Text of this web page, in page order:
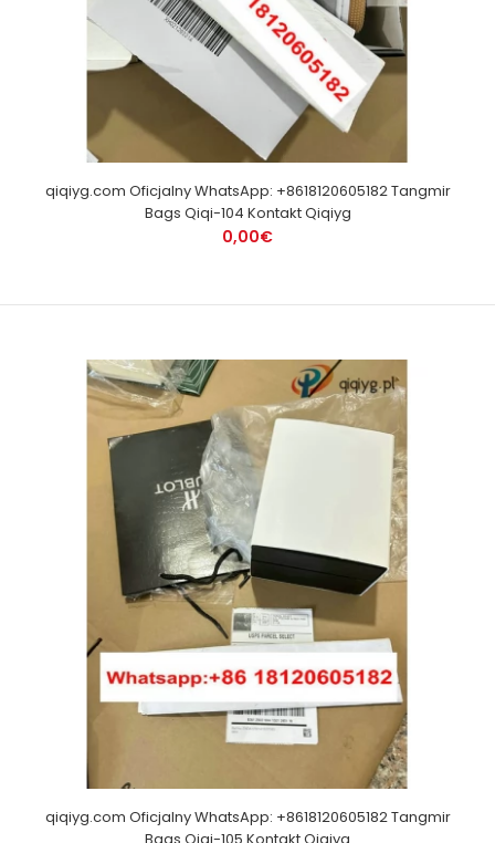
qiqiyg.com Oficjalny WhatsApp: +8618120605182 Tangmir
Bags Qiqi-104 Kontakt Qiqiyg
0,00€
qiqiyg.com Oficjalny WhatsApp: +8618120605182 Tangmir